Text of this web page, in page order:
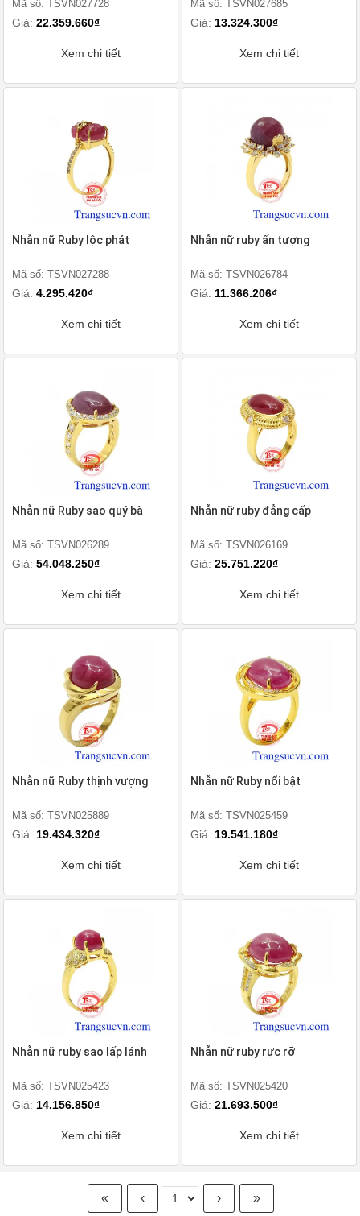
Mã số: TSVN027728
Giá: 22.359.660₫
Xem chi tiết
Mã số: TSVN027685
Giá: 13.324.300₫
Xem chi tiết
Nhẫn nữ Ruby lộc phát
Mã số: TSVN027288
Giá: 4.295.420₫
Xem chi tiết
Nhẫn nữ ruby ấn tượng
Mã số: TSVN026784
Giá: 11.366.206₫
Xem chi tiết
Nhẫn nữ Ruby sao quý bà
Mã số: TSVN026289
Giá: 54.048.250₫
Xem chi tiết
Nhẫn nữ ruby đẳng cấp
Mã số: TSVN026169
Giá: 25.751.220₫
Xem chi tiết
Nhẫn nữ Ruby thịnh vượng
Mã số: TSVN025889
Giá: 19.434.320₫
Xem chi tiết
Nhẫn nữ Ruby nổi bật
Mã số: TSVN025459
Giá: 19.541.180₫
Xem chi tiết
Nhẫn nữ ruby sao lấp lánh
Mã số: TSVN025423
Giá: 14.156.850₫
Xem chi tiết
Nhẫn nữ ruby rực rỡ
Mã số: TSVN025420
Giá: 21.693.500₫
Xem chi tiết
« ‹ › »